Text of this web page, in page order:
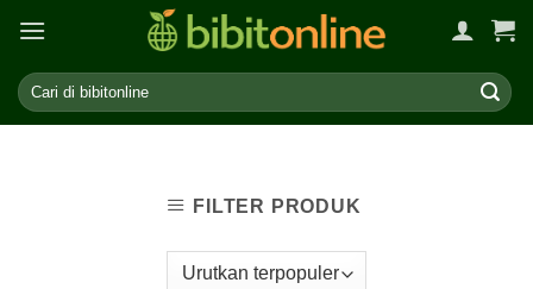
content
FILTER PRODUK